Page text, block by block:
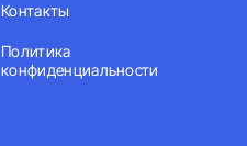
Контакты
Политика
конфиденциальности